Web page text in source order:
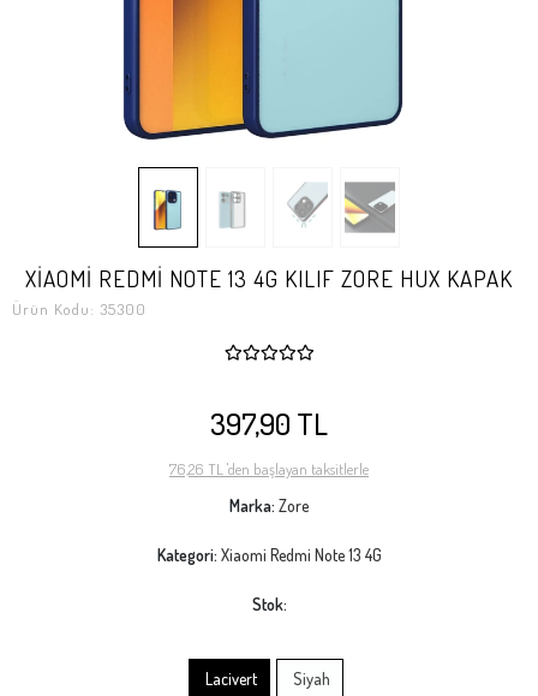
XİAOMİ REDMİ NOTE 13 4G KILIF ZORE HUX KAPAK
Ürün Kodu: 35300
397,90 TL
76,26 TL 'den başlayan taksitlerle
Marka: Zore
Kategori: Xiaomi Redmi Note 13 4G
Stok:
Lacivert Siyah